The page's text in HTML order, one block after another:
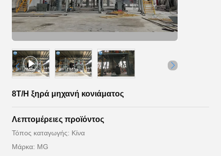
8T/H ξηρά μηχανή κονιάματος
Λεπτομέρειες προϊόντος
Τόπος καταγωγής: Κίνα
Μάρκα: MG